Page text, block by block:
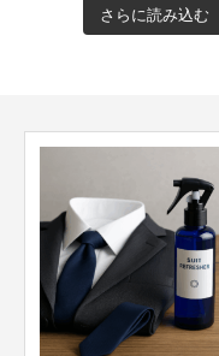
さらに読み込む